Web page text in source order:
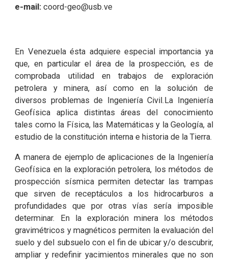
e-mail: coord-geo@usb.ve
En Venezuela ésta adquiere especial importancia ya
que, en particular el área de la prospección, es de
comprobada utilidad en trabajos de exploración
petrolera y minera, así como en la solución de
diversos problemas de Ingeniería Civil.La Ingeniería
Geofísica aplica distintas áreas del conocimiento
tales como la Física, las Matemáticas y la Geología, al
estudio de la constitución interna e historia de la Tierra.
A manera de ejemplo de aplicaciones de la Ingeniería
Geofísica en la exploración petrolera, los métodos de
prospección sísmica permiten detectar las trampas
que sirven de receptáculos a los hidrocarburos a
profundidades que por otras vías sería imposible
determinar. En la exploración minera los métodos
gravimétricos y magnéticos permiten la evaluación del
suelo y del subsuelo con el fin de ubicar y/o descubrir,
ampliar y redefinir yacimientos minerales que no son